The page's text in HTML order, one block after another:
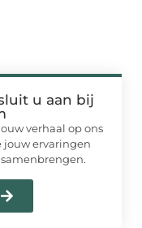
u aan bij
verhaal op ons
jouw ervaringen